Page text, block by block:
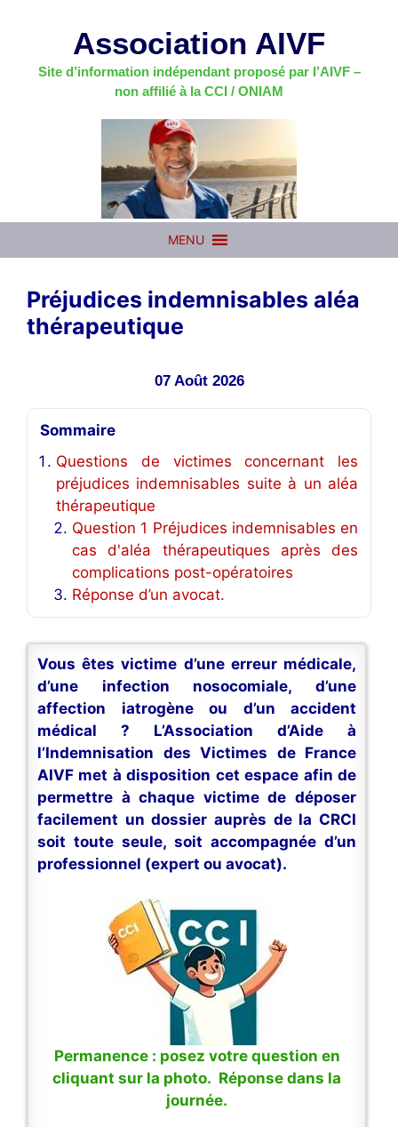
Association AIVF
Site d’information indépendant proposé par l’AIVF –
non affilié à la CCI / ONIAM
MENU
Préjudices indemnisables aléa
thérapeutique
07 Août 2026
Sommaire
Questions de victimes concernant les
préjudices indemnisables suite à un aléa
thérapeutique
Question 1 Préjudices indemnisables en
cas d'aléa thérapeutiques après des
complications post-opératoires
Réponse d’un avocat.
Vous êtes victime d’une erreur médicale,
d’une infection nosocomiale, d’une
affection iatrogène ou d’un accident
médical ? L’Association d’Aide à
l’Indemnisation des Victimes de France
AIVF met à disposition cet espace afin de
permettre à chaque victime de déposer
facilement un dossier auprès de la CRCI
soit toute seule, soit accompagnée d’un
professionnel (expert ou avocat).
Permanence : posez votre question en
cliquant sur la photo. Réponse dans la
journée.